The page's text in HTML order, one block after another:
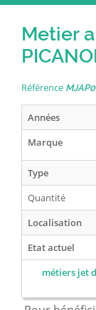
Metier
Référence
Années
Marque
Type
Quantité
Localisation
Etat actuel
métiers jet